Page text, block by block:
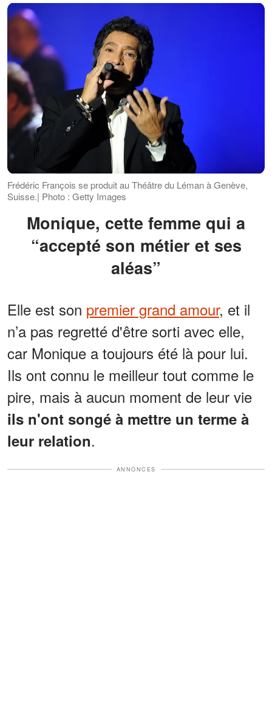
Frédéric François se produit au Théâtre du Léman à Genève,
Suisse.| Photo : Getty Images
Monique, cette femme qui a
“accepté son métier et ses
aléas”
Elle est son premier grand amour, et il
n’a pas regretté d'être sorti avec elle,
car Monique a toujours été là pour lui.
Ils ont connu le meilleur tout comme le
pire, mais à aucun moment de leur vie
ils n'ont songé à mettre un terme à
leur relation.
ANNONCES